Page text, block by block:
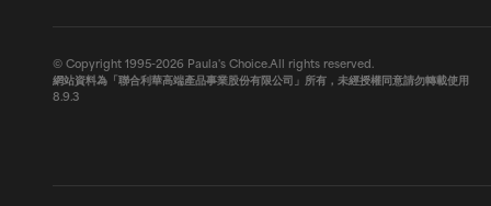
© Copyright 1995-2026 Paula's Choice.All rights reserved.
網站資料為「聯合利華高端產品事業股份有限公司」所有，未經授權同意請勿轉載使用
8.9.3